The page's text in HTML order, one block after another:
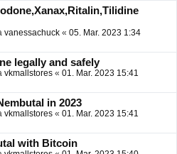
vanessachuck « 05. Mar. 2023 1:34
legally and safely
vkmallstores « 01. Mar. 2023 15:41
in 2023
vkmallstores « 01. Mar. 2023 15:41
with Bitcoin